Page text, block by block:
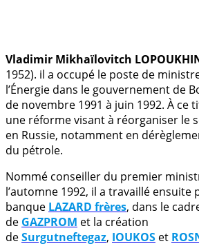
Vladimir Mikhaïlovitch
1952). il a occupé le poste de
l’Énergie dans le gouvernement de
de novembre 1991 à juin 1992. À ce
une réforme visant à réorganiser le
en Russie, notamment en
du pétrole.
Nommé conseiller du premier
l’automne 1992, il a travaillé ensuite
banque LAZARD frères, dans le
de GAZPROM et la création
deSurgutneftegaz, IOUKOS et